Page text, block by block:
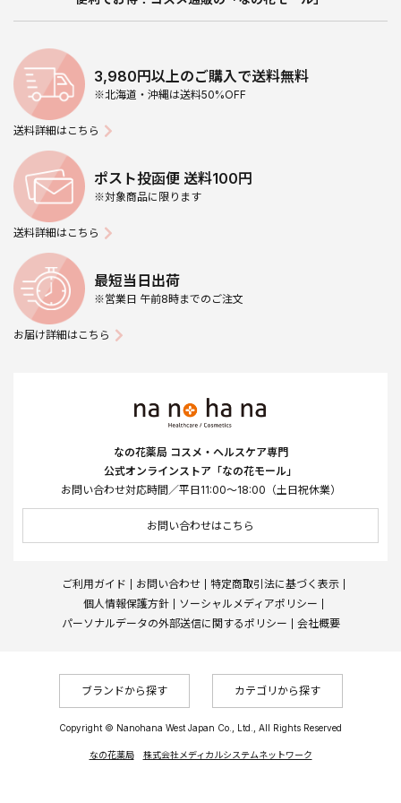
3,980円以上のご購入で送料無料
※北海道・沖縄は送料50%OFF
送料詳細はこちら
ポスト投函便 送料100円
※対象商品に限ります
送料詳細はこちら
最短当日出荷
※営業日 午前8時までのご注文
お届け詳細はこちら
なの花薬局 コスメ・ヘルスケア専門
公式オンラインストア「なの花モール」
お問い合わせ対応時間／平日11:00～18:00（土日祝休業）
お問い合わせはこちら
ご利用ガイド お問い合わせ
特定商取引法に基づく表示
個人情報保護方針
ソーシャルメディアポリシー
パーソナルデータの外部送信に関するポリシー
会社概要
ブランドから探す カテゴリから探す
Copyright © Nanohana West Japan Co., Ltd., All Rights Reserved
なの花薬局 株式会社メディカルシステムネットワーク